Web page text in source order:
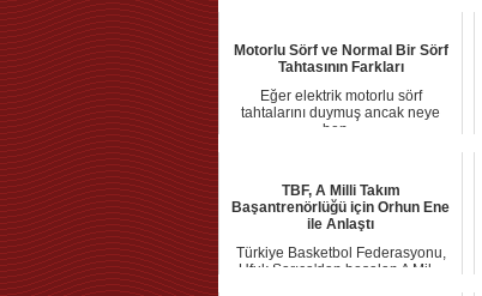
Motorlu Sörf ve Normal Bir Sörf
Tahtasının Farkları
Eğer elektrik motorlu sörf
tahtalarını duymuş ancak neye
ben...
TBF, A Milli Takım
Başantrenörlüğü için Orhun Ene
ile Anlaştı
Türkiye Basketbol Federasyonu,
Ufuk Sarıca'dan boşalan A Mil...